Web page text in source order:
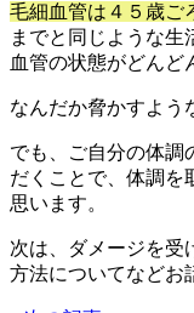
毛細血管は４５歳ご
までと同じような生
血管の状態がどんど
なんだか脅かすよう
でも、ご自分の体調
だくことで、体調を
思います。
次は、ダメージを受
方法についてなどお